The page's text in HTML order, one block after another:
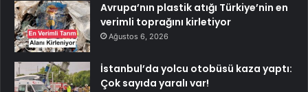
Avrupa’nın plastik atığı Türkiye’nin en
verimli toprağını kirletiyor
Ağustos 6, 2026
İstanbul’da yolcu otobüsü kaza yaptı:
Çok sayıda yaralı var!